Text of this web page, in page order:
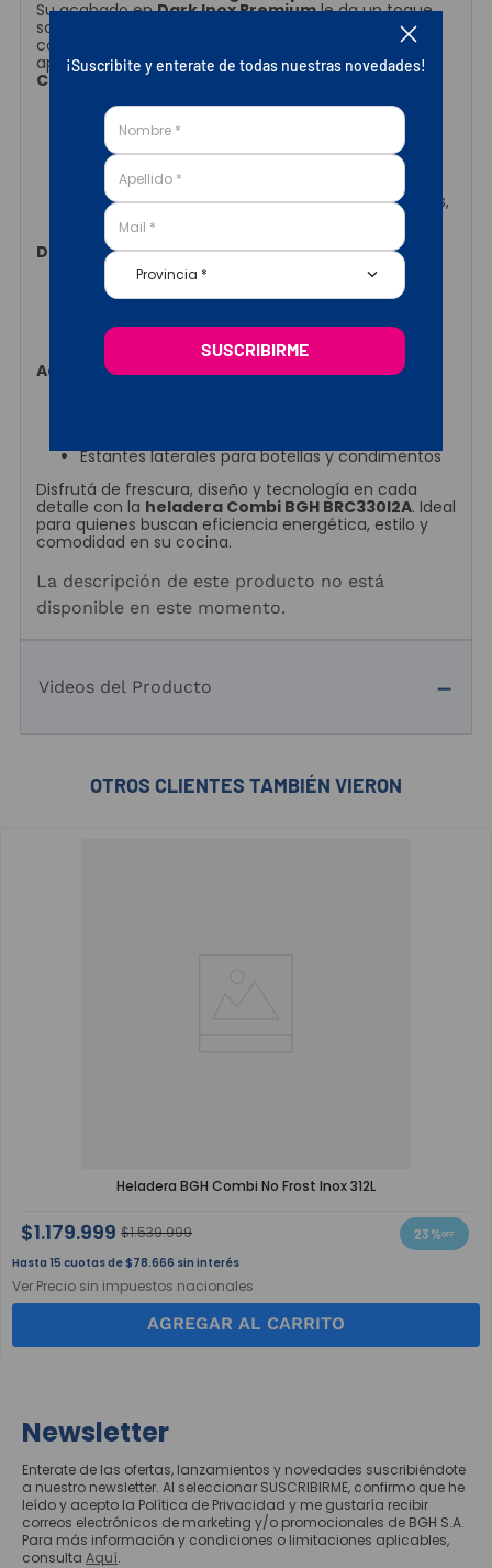
Su acabado enDark Inox Premiumle da un toque
sofisticado que se adapta a cualquier cocina
contemporánea. Además, su diseño estilizado
aprovecha el espacio sin resignar capacidad.
Características destacadas
Iluminación interna LED de bajo consumo
Autonomía de 13 horas
eléctrico
Capacidad de congelamiento de 8 kg cada
Display digitalyWater Dispenserintegrados,
para mayor funcionalidad
Dimensiones del producto
Ancho: 60 cm
Alto:185 cm
Peso neto:
Accesorios incluidos
Estantes laterales para botellas y condimentos
Disfrutá de frescura, diseño y tecnología en cada
detalle con la heladera Combi BGH BRC330I2A. Ideal
para quienes buscan eficiencia energética, estilo y
comodidad en su cocina.
La descripción de este producto no está
disponible en este momento.
Videos del Producto
OTROS CLIENTES TAMBIÉN VIERON
Heladera BGH Combi No Frost Inox 312L
23 %
$1.179.999 $1.539.999
15 $78.666 sin interés
Ver Precio sin impuestos nacionales
AGREGAR AL CARRITO
Newsletter
Enterate de las ofertas, lanzamientos y novedades suscribiéndote
a nuestro newsletter. Al seleccionar SUSCRIBIRME, confirmo que he
leído y acepto la Política de Privacidad y me gustaría recibir
correos electrónicos de marketing y/o promocionales de BGH S.A.
Para más información y condiciones o limitaciones aplicables,
consulta Aquí.
¡Suscribite y enterate de todas nuestras novedades!
Provincia *
SUSCRIBIRME